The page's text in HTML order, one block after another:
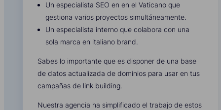
Un especialista SEO en en el Vaticano que
gestiona varios proyectos simultáneamente.
Un especialista interno que colabora con una
sola marca en italiano brand.
Sabes lo importante que es disponer de una base
de datos actualizada de dominios para usar en tus
campañas de link building.
Nuestra agencia ha simplificado el trabajo de estos